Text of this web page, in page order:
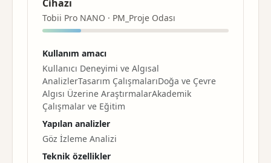
Cihazı
Tobii Pro NANO · PM_Proje Odası
Kullanım amacı
Kullanıcı Deneyimi ve Algısal
AnalizlerTasarım ÇalışmalarıDoğa ve Çevre
Algısı Üzerine AraştırmalarAkademik
Çalışmalar ve Eğitim
Yapılan analizler
Göz İzleme Analizi
Teknik özellikler